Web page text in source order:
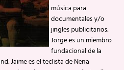
música para
documentales y/o
jingles publicitarios.
Jorge es un miembro
fundacional de la
Jaime es el teclista de Nena